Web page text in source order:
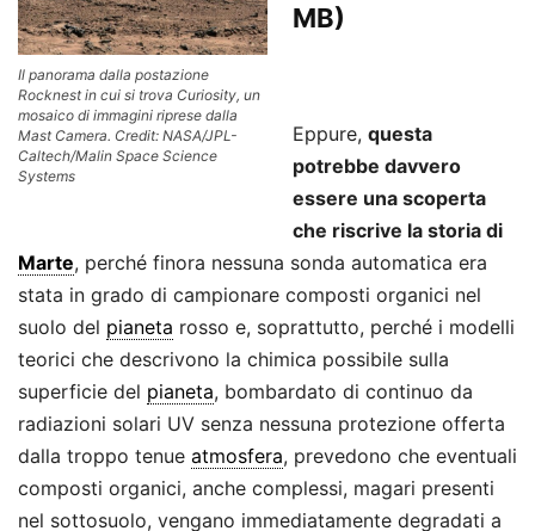
Il panorama dalla postazione
Rocknest in cui si trova Curiosity, un
mosaico di immagini riprese dalla
Mast Camera. Credit: NASA/JPL-
Caltech/Malin Space Science
Systems
MB)
Eppure, questa
potrebbe davvero
essere una scoperta
che riscrive la storia di
Marte, perché finora nessuna sonda automatica era
stata in grado di campionare composti organici nel
suolo del pianeta rosso e, soprattutto, perché i modelli
teorici che descrivono la chimica possibile sulla
superficie del pianeta, bombardato di continuo da
radiazioni solari UV senza nessuna protezione offerta
dalla troppo tenue atmosfera, prevedono che eventuali
composti organici, anche complessi, magari presenti
nel sottosuolo, vengano immediatamente degradati a